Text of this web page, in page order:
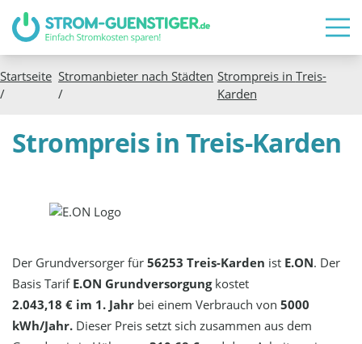
Startseite
/
Stromanbieter nach Städten
/
Strompreis in Treis-
Karden
Strompreis in Treis-Karden
Der Grundversorger für56253 Treis-Karden ist E.ON. Der
Basis Tarif E.ON Grundversorgungkostet
2.043,18 € im 1. Jahr bei einem Verbrauch von5000
kWh/Jahr. Dieser Preis setzt sich zusammen aus dem